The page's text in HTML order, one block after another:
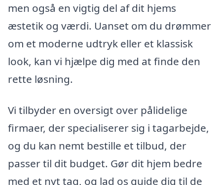
men også en vigtig del af dit hjems
æstetik og værdi. Uanset om du drømmer
om et moderne udtryk eller et klassisk
look, kan vi hjælpe dig med at finde den
rette løsning.
Vi tilbyder en oversigt over pålidelige
firmaer, der specialiserer sig i tagarbejde,
og du kan nemt bestille et tilbud, der
passer til dit budget. Gør dit hjem bedre
med et nyt tag, og lad os guide dig til de